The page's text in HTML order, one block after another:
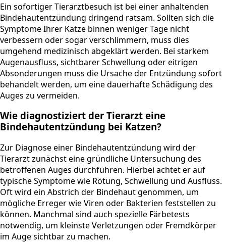
Ein sofortiger Tierarztbesuch ist bei einer anhaltenden
Bindehautentzündung dringend ratsam. Sollten sich die
Symptome Ihrer Katze binnen weniger Tage nicht
verbessern oder sogar verschlimmern, muss dies
umgehend medizinisch abgeklärt werden. Bei starkem
Augenausfluss, sichtbarer Schwellung oder eitrigen
Absonderungen muss die Ursache der Entzündung sofort
behandelt werden, um eine dauerhafte Schädigung des
Auges zu vermeiden.
Wie diagnostiziert der Tierarzt eine
Bindehautentzündung bei Katzen?
Zur Diagnose einer Bindehautentzündung wird der
Tierarzt zunächst eine gründliche Untersuchung des
betroffenen Auges durchführen. Hierbei achtet er auf
typische Symptome wie Rötung, Schwellung und Ausfluss.
Oft wird ein Abstrich der Bindehaut genommen, um
mögliche Erreger wie Viren oder Bakterien feststellen zu
können. Manchmal sind auch spezielle Färbetests
notwendig, um kleinste Verletzungen oder Fremdkörper
im Auge sichtbar zu machen.